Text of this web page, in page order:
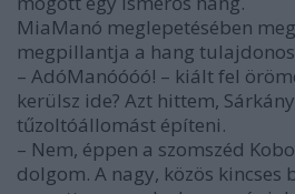
MiaManó meglepetésében
megpillant­ja a hang
– AdóManóóóó! – kiált fel
kerülsz ide? Azt hittem,
tűzoltóállomást építeni.
– Nem, éppen a szomszéd
dolgom. A nagy, közös